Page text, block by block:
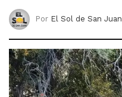
Por El Sol de San Juan